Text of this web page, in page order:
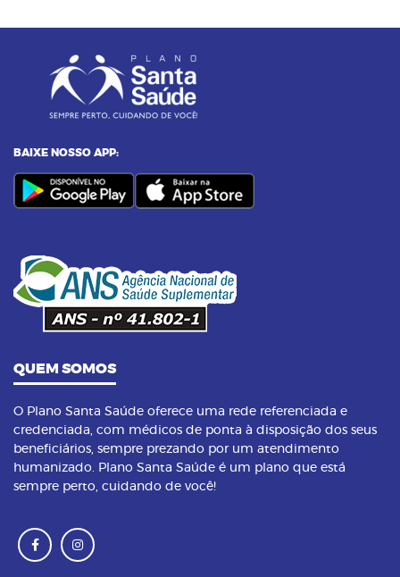
05
Entenda o por que a pressão 12 por 8 passou
06
Alimentos termogênicos: conheça quais são
07 23/09/2023 as 14:00h
Yoga: conheça 6 benefícios dessa prática
08
Pilates na terceira idade: conheça os
benefícios dessa prática
BAIXE NOSSO APP:
QUEM SOMOS
O Plano Santa Saúde oferece uma rede referenciada e
credenciada, com médicos de ponta à disposição dos seus
beneficiários, sempre prezando por um atendimento
humanizado. Plano Santa Saúde é um plano que está
sempre perto, cuidando de você!